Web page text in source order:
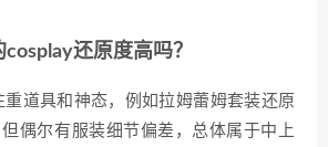
还原度高吗？
重道具和神态，例如拉姆蕾姆套装还原
偶尔有服装细节偏差，总体属于中上